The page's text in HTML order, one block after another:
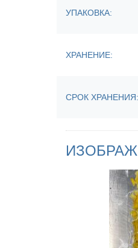
УПАКОВКА:
ХРАНЕНИЕ:
СРОК ХРАНЕНИЯ: